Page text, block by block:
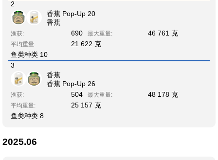
2
香蕉 Pop-Up 20
香蕉
渔获: 690 最大重量: 46 761 克
平均重量:
21 622 克
鱼类种类 10
3
香蕉
香蕉 Pop-Up 26
渔获: 504 最大重量: 48 178 克
平均重量:
25 157 克
鱼类种类 8
2025.06